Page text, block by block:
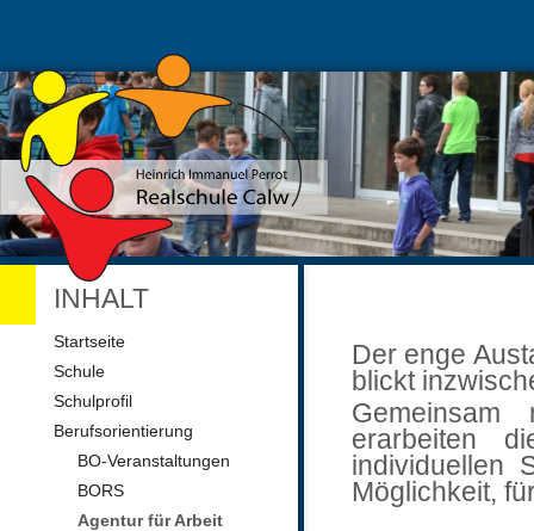
Der enge
blickt
erarbeiten
individuellen
Möglichkeit,
INHALT
Navigation
Startseite
Schule
Schulprofil
Berufsorientierung
BO-Veranstaltungen
BORS
Agentur für Arbeit